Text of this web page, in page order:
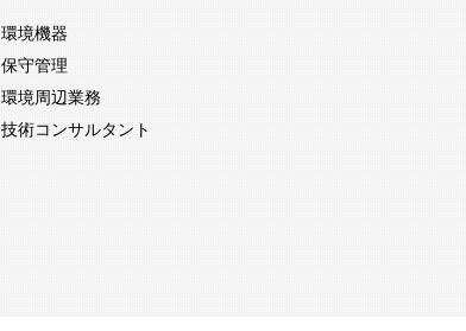
環境機器
保守管理
環境周辺業務
技術コンサルタント